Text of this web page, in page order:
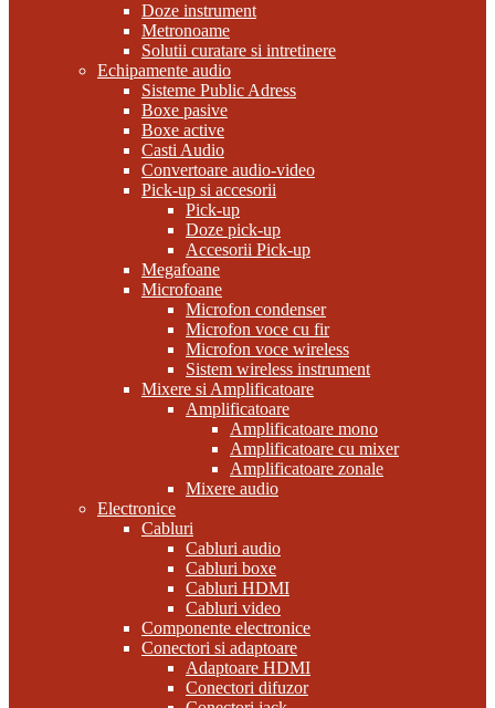
Doze instrument
Metronoame
Solutii curatare si intretinere
Echipamente audio
Sisteme Public Adress
Boxe pasive
Boxe active
Casti Audio
Convertoare audio-video
Pick-up si accesorii
Pick-up
Doze pick-up
Accesorii Pick-up
Megafoane
Microfoane
Microfon condenser
Microfon voce cu fir
Microfon voce wireless
Sistem wireless instrument
Mixere si Amplificatoare
Amplificatoare
Amplificatoare mono
Amplificatoare cu mixer
Amplificatoare zonale
Mixere audio
Electronice
Cabluri
Cabluri audio
Cabluri boxe
Cabluri HDMI
Cabluri video
Componente electronice
Conectori si adaptoare
Adaptoare HDMI
Conectori difuzor